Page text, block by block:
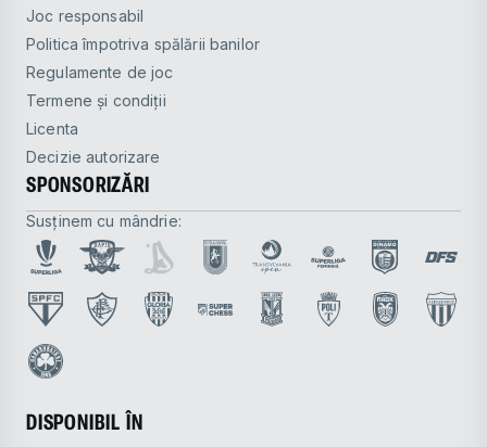
Joc responsabil
Politica împotriva spălării banilor
Regulamente de joc
Termene și condiții
Licenta
Decizie autorizare
SPONSORIZĂRI
Susținem cu mândrie:
DISPONIBIL ÎN